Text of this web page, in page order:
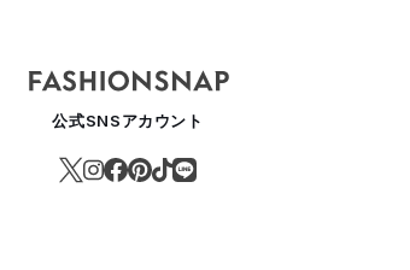
が嗅覚と味覚の融合を楽しむバーをオープン 渋谷の
公式SNSアカウント